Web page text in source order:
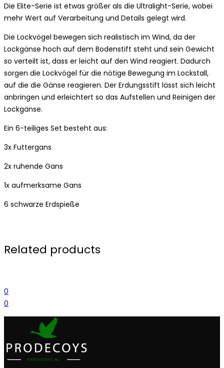
Die Elite-Serie ist etwas größer als die Ultralight-Serie, wobei
mehr Wert auf Verarbeitung und Details gelegt wird.
Die Lockvögel bewegen sich realistisch im Wind, da der
Lockgänse hoch auf dem Bodenstift steht und sein Gewicht
so verteilt ist, dass er leicht auf den Wind reagiert. Dadurch
sorgen die Lockvögel für die nötige Bewegung im Lockstall,
auf die die Gänse reagieren. Der Erdungsstift lässt sich leicht
anbringen und erleichtert so das Aufstellen und Reinigen der
Lockgänse.
Ein 6-teiliges Set besteht aus:
3x Futtergans
2x ruhende Gans
1x aufmerksame Gans
6 schwarze Erdspieße
Related products
0
0